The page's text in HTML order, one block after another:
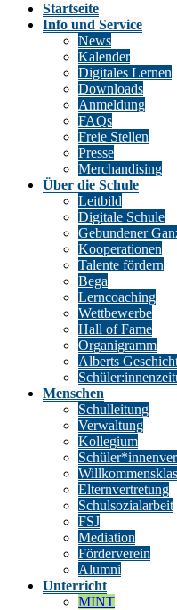
Startseite
Info und Service
News
Kalender
Digitales Lernen
Downloads
Anmeldung
FAQs
Freie Stellen
Presse
Merchandising
Über die Schule
Leitbild
Digitale Schule
Gebundener
Kooperationen
Talente fördern
Bega
Lerncoaching
Wettbewerbe
Hall of Fame
Organigramm
Alberts
Menschen
Schulleitung
Verwaltung
Kollegium
Elternvertretung
Schulsozialarbeit
FSJ
Mediation
Förderverein
Alumni
Unterricht
MINT